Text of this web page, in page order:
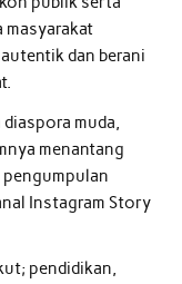
masyarakat
dan berani
muda,
menantang
pengumpulan
Instagram Story
pendidikan,